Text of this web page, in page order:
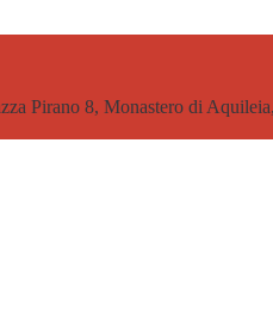
Pirano 8, Monastero di